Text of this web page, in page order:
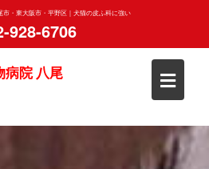
市・東大阪市・平野区｜犬猫の皮ふ科に強い
928-6706
病院 八尾